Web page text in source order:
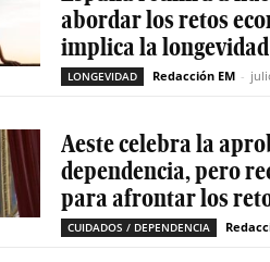
abordar los retos
implica la longevidad
LONGEVIDAD Redacción EM -
Aeste celebra la
dependencia, pero
para afrontar los
CUIDADOS / DEPENDENCIA